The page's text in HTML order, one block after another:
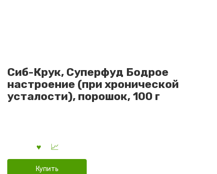
Сиб-Крук, Суперфуд Бодрое
настроение (при хронической
усталости), порошок, 100 г
Купить